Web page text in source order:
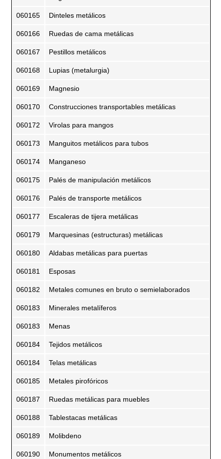
060165 Dinteles metálicos
060166 Ruedas de cama metálicas
060167 Pestillos metálicos
060168 Lupias (metalurgia)
060169 Magnesio
060170 Construcciones transportables metálicas
060172 Virolas para mangos
060173 Manguitos metálicos para tubos
060174 Manganeso
060175 Palés de manipulación metálicos
060176 Palés de transporte metálicos
060177 Escaleras de tijera metálicas
060179 Marquesinas (estructuras) metálicas
060180 Aldabas metálicas para puertas
060181 Esposas
060182 Metales comunes en bruto o semielaborados
060183 Minerales metalíferos
060183 Menas
060184 Tejidos metálicos
060184 Telas metálicas
060185 Metales pirofóricos
060187 Ruedas metálicas para muebles
060188 Tablestacas metálicas
060189 Molibdeno
060190 Monumentos metálicos